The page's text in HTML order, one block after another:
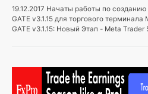
19.12.2017 Начаты работы по созданию
GATE v3.1.15 для торгового терминала
GATE v3.1.15: Новый Этап - Meta Trader